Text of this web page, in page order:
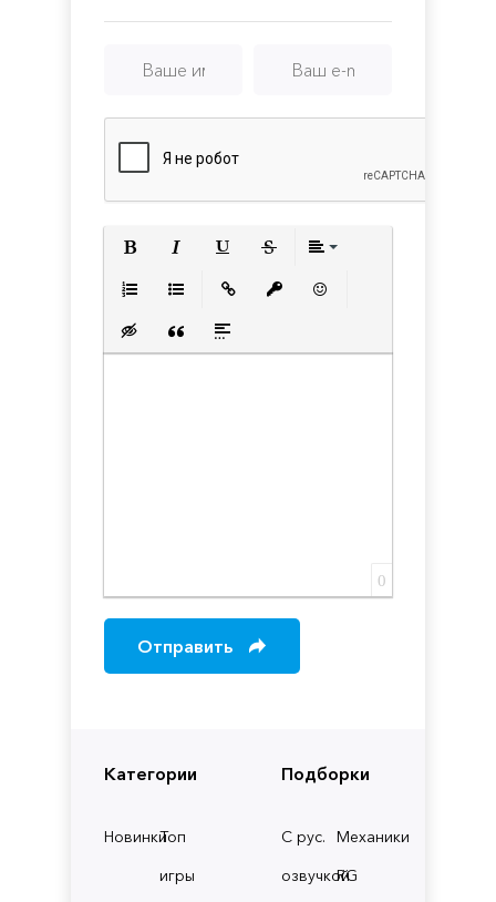
Категории
НовинкиТоп
игры
Подборки
С рус.
озвучкой
Механики
RG
Вставка скрытого текста
Вставка цитаты
Вставка спойлера
0
Отправить